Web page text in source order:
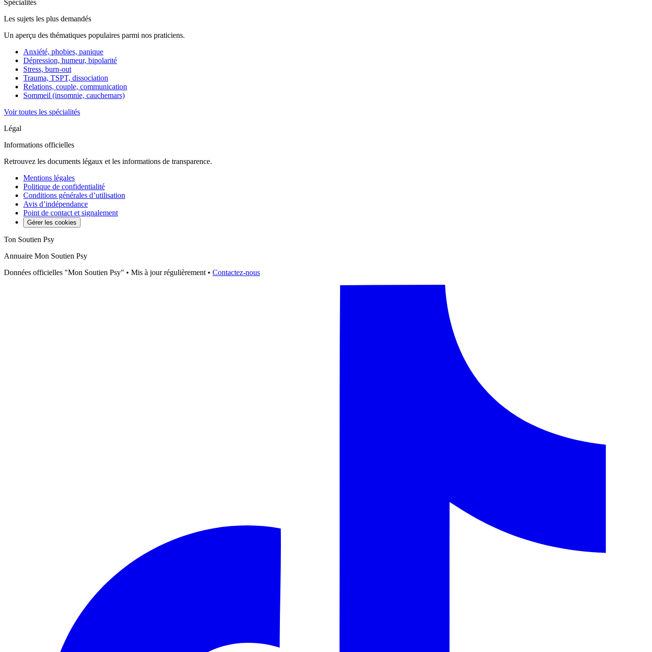
Spécialités
Les sujets les plus demandés
Un aperçu des thématiques populaires parmi nos praticiens.
Anxiété, phobies, panique
Dépression, humeur, bipolarité
Stress, burn-out
Trauma, TSPT, dissociation
Relations, couple, communication
Sommeil (insomnie, cauchemars)
Voir toutes les spécialités
Légal
Informations officielles
Retrouvez les documents légaux et les informations de transparence.
Mentions légales
Politique de confidentialité
Conditions générales d’utilisation
Avis d’indépendance
Point de contact et signalement
Gérer les cookies
Ton Soutien Psy
Annuaire Mon Soutien Psy
Données officielles "Mon Soutien Psy" • Mis à jour régulièrement • Contactez-nous